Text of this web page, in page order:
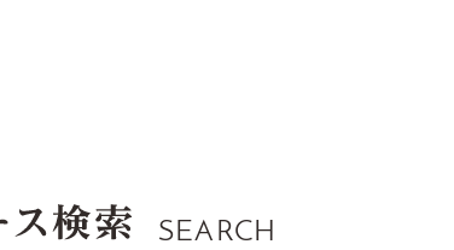
SEARCH